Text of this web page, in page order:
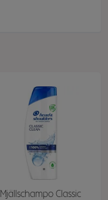
Mjällschampo Classic